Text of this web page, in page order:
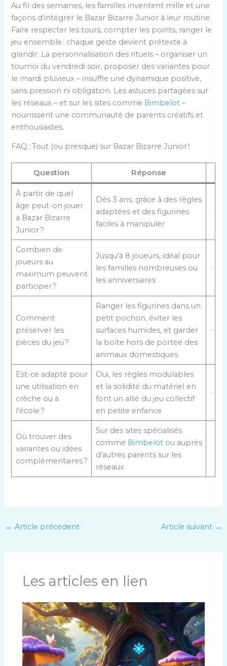
Au fil des semaines, les familles inventent mille et une
façons d’intégrer le Bazar Bizarre Junior à leur routine.
Faire respecter les tours, compter les points, ranger le
jeu ensemble : chaque geste devient prétexte à
grandir. La personnalisation des rituels – organiser un
tournoi du vendredi soir, proposer des variantes pour
le mardi pluvieux – insuffle une dynamique positive,
sans pression ni obligation. Les astuces partagées sur
les réseaux – et sur les sites comme Bimbelot –
nourrissent une communauté de parents créatifs et
enthousiastes.
FAQ : Tout (ou presque) sur Bazar Bizarre Junior !
Question Réponse
À partir de quel
âge peut-on jouer
à Bazar Bizarre
Junior ?
Dès 3 ans, grâce à des règles
adaptées et des figurines
faciles à manipuler
Combien de
joueurs au
maximum peuvent
participer ?
Jusqu’à 8 joueurs, idéal pour
les familles nombreuses ou
les anniversaires
Comment
préserver les
pièces du jeu ?
Ranger les figurines dans un
petit pochon, éviter les
surfaces humides, et garder
la boîte hors de portée des
animaux domestiques
Est-ce adapté pour
une utilisation en
crèche ou à
l’école ?
Oui, les règles modulables
et la solidité du matériel en
font un allié du jeu collectif
en petite enfance
Où trouver des
variantes ou idées
complémentaires ?
Sur des sites spécialisés
comme Bimbelotou auprès
d’autres parents sur les
réseaux
← Article précédent Article suivant →
Les articles en lien